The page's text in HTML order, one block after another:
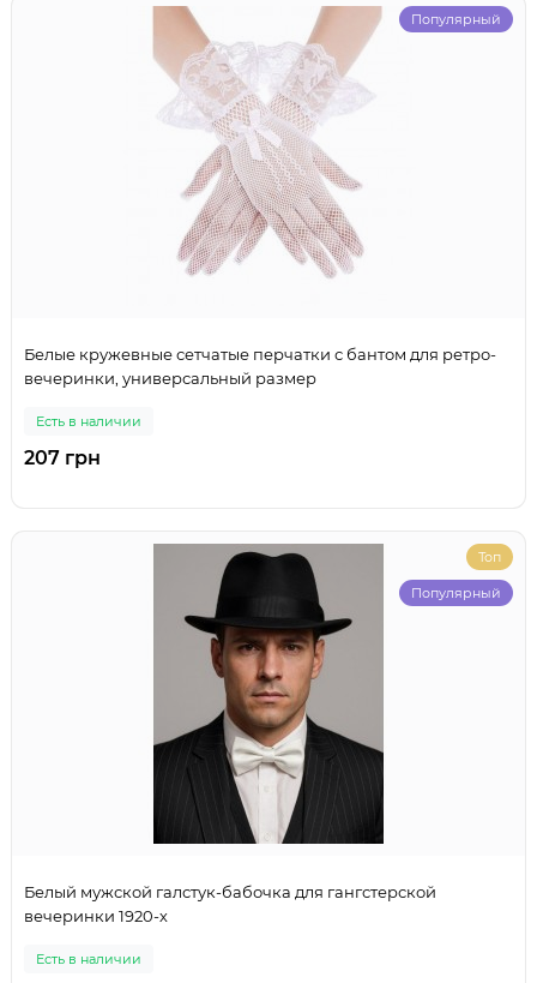
Популярный
Белые кружевные сетчатые перчатки с бантом для ретро-
вечеринки, универсальный размер
Есть в наличии
207 грн
Топ
Популярный
Белый мужской галстук-бабочка для гангстерской
вечеринки 1920-х
Есть в наличии